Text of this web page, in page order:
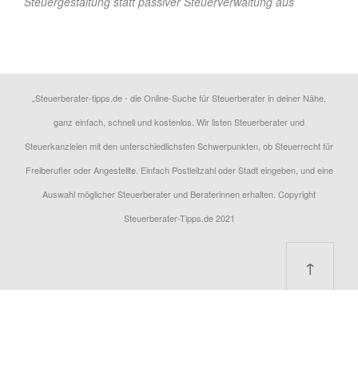
„Steuerberater-tipps.de - die Online-Suche für Steuerberater in deiner Nähe,
ganz einfach, schnell und kostenlos. Wir listen Steuerberater und
Steuerkanzleien mit den unterschiedlichsten Schwerpunkten, ob Steuerrecht für
Freiberufler oder Angestellte. Einfach Postleitzahl oder Stadt eingeben, und eine
Auswahl möglicher Steuerberater und Beraterinnen erhalten. Copyright
Steuerberater-Tipps.de 2021
↑